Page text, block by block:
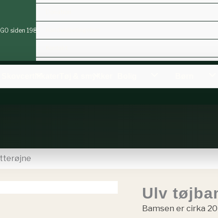
siden 1983
Om os
Ulv
Bamsen er cirka